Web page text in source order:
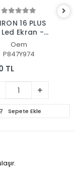
16 PLUS
Led Ekran -
Oem
P847Y974
TL
Sepete Ekle